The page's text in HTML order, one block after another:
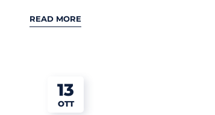
READ MORE
13
OTT